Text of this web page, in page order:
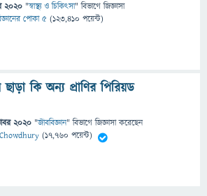
2020 "স্বাস্থ্য ও চিকিৎসা" বিভাগে জিজ্ঞাসা
পোকা ৫ (123,410 পয়েন্ট)
কি অন্য প্রাণির পিরিয়ড
2020 "জীববিজ্ঞান" বিভাগে জিজ্ঞাসাকরেছেন
(17,760 পয়েন্ট)